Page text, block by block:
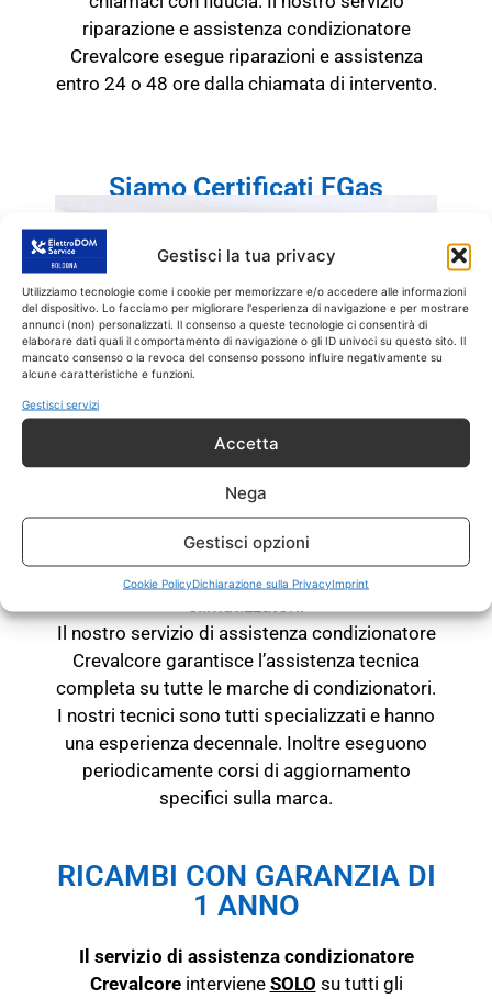
Gestisci la tua privacy
Utilizziamo tecnologie come i cookie per memorizzare e/o accedere alle informazioni
del dispositivo. Lo facciamo per migliorare l'esperienza di navigazione e per mostrare
annunci (non) personalizzati. Il consenso a queste tecnologie ci consentirà di
elaborare dati quali il comportamento di navigazione o gli ID univoci su questo sito. Il
mancato consenso o la revoca del consenso possono influire negativamente su
alcune caratteristiche e funzioni.
Gestisci servizi
Accetta
Nega
Gestisci opzioni
Cookie PolicyDichiarazione sulla PrivacyImprint
riparazione e assistenza condizionatore
Crevalcoreesegue riparazioni e assistenza
entro 24 o 48 ore dalla chiamata di intervento.
Siamo Certificati FGas
Inoltre siamo anche autorizzati e certificati
Fgas. Quindi siamo autorizzati alla ricarica di
gas sia per condizionatori che per
Il nostro servizio di assistenza condizionatore
Crevalcore garantisce l’assistenza tecnica
completa su tutte le marche di condizionatori.
I nostri tecnici sono tutti specializzati e hanno
una esperienza decennale. Inoltre eseguono
periodicamente corsi di aggiornamento
specifici sulla marca.
RICAMBI CON GARANZIA DI
1 ANNO
Il servizio di assistenza condizionatore
Crevalcoreinterviene SOLO su tutti gli